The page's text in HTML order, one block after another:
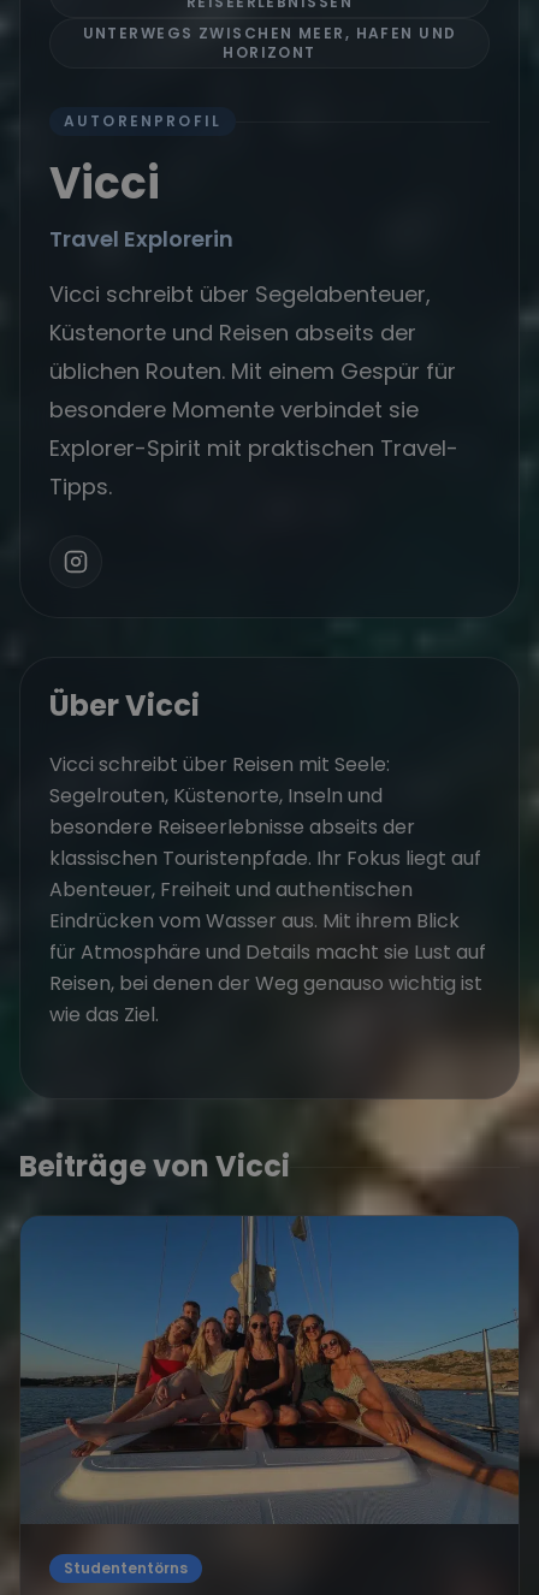
UNTERWEGS ZWISCHEN MEER, HAFEN UND
HORIZONT
AUTORENPROFIL
Vicci
Travel Explorerin
Vicci schreibt über Segelabenteuer,
Küstenorte und Reisen abseits der
üblichen Routen. Mit einem Gespür für
besondere Momente verbindet sie
Explorer-Spirit mit praktischen Travel-
Tipps.
Über Vicci
Vicci schreibt über Reisen mit Seele:
Segelrouten, Küstenorte, Inseln und
besondere Reiseerlebnisse abseits der
klassischen Touristenpfade. Ihr Fokus liegt auf
Abenteuer, Freiheit und authentischen
Eindrücken vom Wasser aus. Mit ihrem Blick
für Atmosphäre und Details macht sie Lust auf
Reisen, bei denen der Weg genauso wichtig ist
wie das Ziel.
Beiträge von Vicci
Studententörns